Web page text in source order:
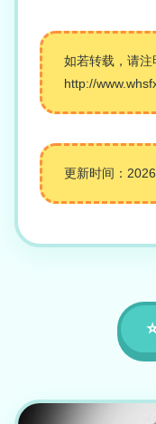
如若转载，请注
http://
更新时间：